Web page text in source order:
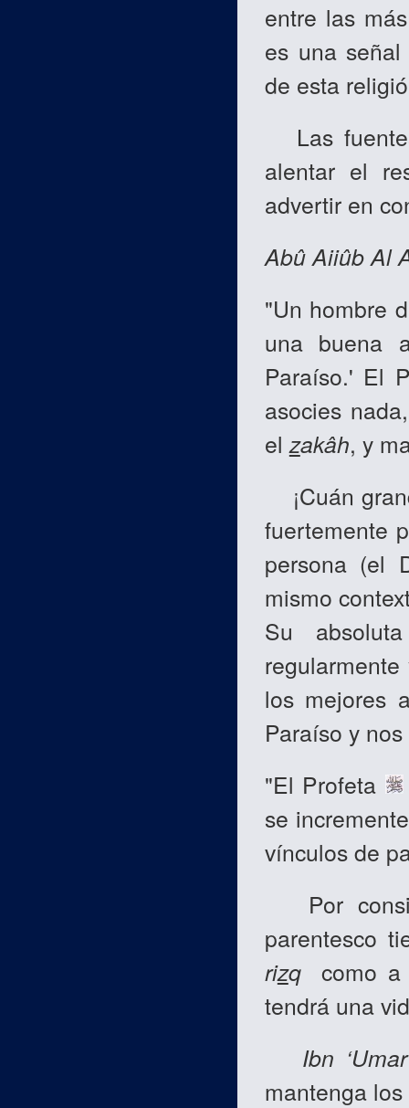
entre las
es una
de esta
Las
alentar el
advertir en
Abû Aiiûb Al
"Un hombre
una buena
Paraíso.' El
asocies
elzakâh, y
¡Cuán
fuertemente
persona (el
mismo
Su
los mejores
Paraíso y
"El Profeta
se
vínculos de
Por
parentesco
rizqcomo a
tendrá una
Ibn ‘Umar
mantenga